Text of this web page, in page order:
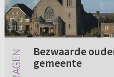
Bezwaarde
gemeente